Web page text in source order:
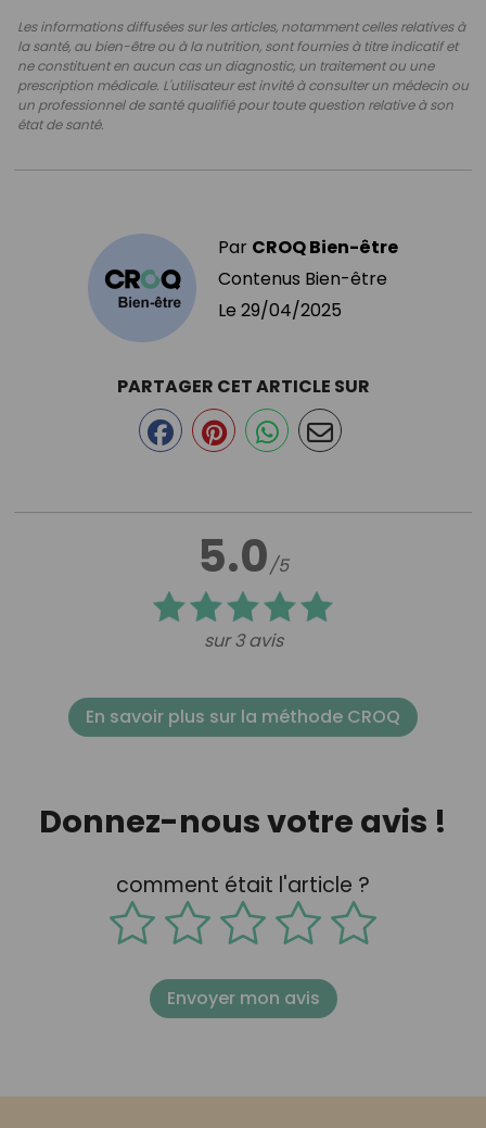
Les informations diffusées sur les articles, notamment celles relatives à
la santé, au bien-être ou à la nutrition, sont fournies à titre indicatif et
ne constituent en aucun cas un diagnostic, un traitement ou une
prescription médicale. L'utilisateur est invité à consulter un médecin ou
un professionnel de santé qualifié pour toute question relative à son
état de santé.
Par CROQ Bien-être
Contenus Bien-être
Le 29/04/2025
5.0/5
sur 3 avis
PARTAGER CET ARTICLE SUR
En savoir plus sur la méthode CROQ
Donnez-nous votre avis !
comment était l'article ?
Envoyer mon avis